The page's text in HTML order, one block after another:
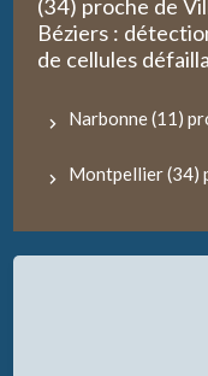
(34) proche de
Béziers :
de cellules
Narbonne (11)
Montpellier (34)